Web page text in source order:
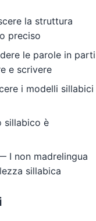
la struttura
preciso
le parole in parti
e scrivere
i modelli sillabici
è
I non madrelingua
sillabica